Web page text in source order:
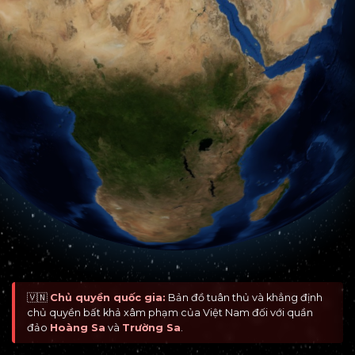
🇻🇳 Chủ quyền quốc gia: Bản đồ tuân thủ và khẳng định
chủ quyền bất khả xâm phạm của Việt Nam đối với quần
đảo Hoàng Sa và Trường Sa.